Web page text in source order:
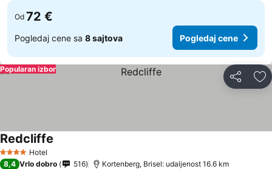
Od 72 €
Pogledaj cene sa 8 sajtova Pogledaj cene
Deli
Popularan izbor
4 ZvezdiceHotel
Redcliffe
8,4 Vrlo dobro 516 Kortenberg, Brisel: udaljenost 16.6 km